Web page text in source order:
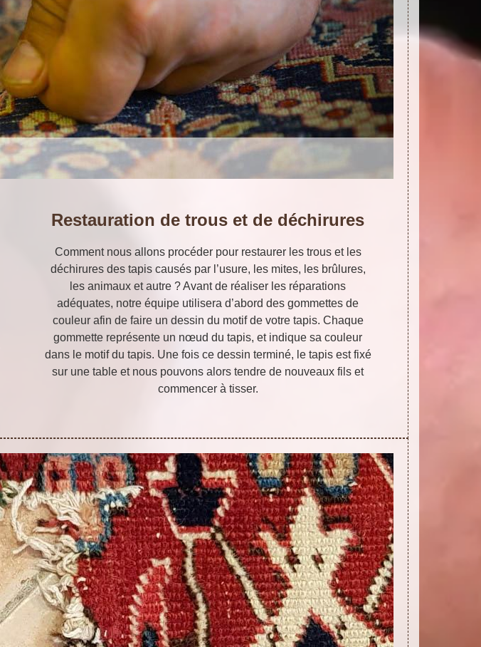
Restauration de trous et de déchirures
Comment nous allons procéder pour restaurer les trous et les
déchirures des tapis causés par l’usure, les mites, les brûlures,
les animaux et autre ? Avant de réaliser les réparations
adéquates, notre équipe utilisera d’abord des gommettes de
couleur afin de faire un dessin du motif de votre tapis. Chaque
gommette représente un nœud du tapis, et indique sa couleur
dans le motif du tapis. Une fois ce dessin terminé, le tapis est fixé
sur une table et nous pouvons alors tendre de nouveaux fils et
commencer à tisser.